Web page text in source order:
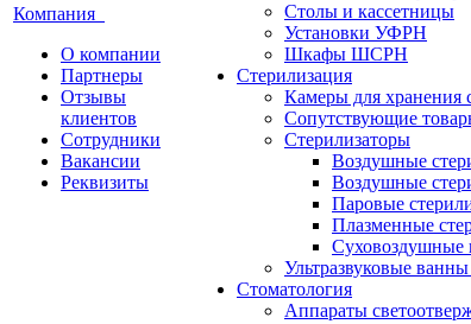
Компания
О компании
Партнеры
Отзывы
клиентов
Сотрудники
Вакансии
Реквизиты
Столы и кассетницы
Установки УФРН
Шкафы ШСРН
Стерилизация
Камеры для хранения
Сопутствующие
Стерилизаторы
Воздушные
Воздушные
Паровые
Плазменные
Ультразвуковые
Стоматология
Аппараты